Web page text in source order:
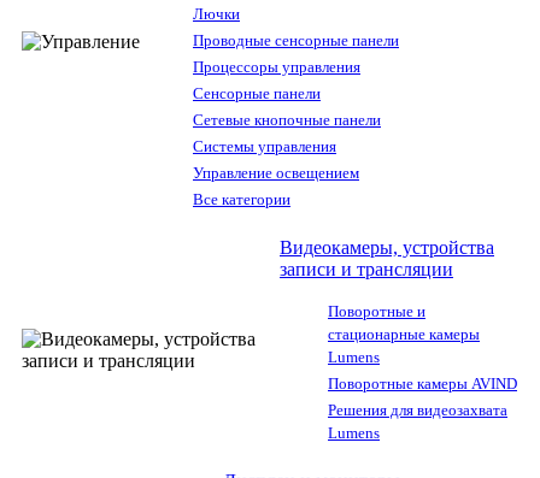
Лючки
Проводные сенсорные панели
Процессоры управления
Сенсорные панели
Сетевые кнопочные панели
Системы управления
Управление освещением
Все категории
Видеокамеры, устройства
записи и трансляции
Поворотные и
стационарные камеры
Lumens
Поворотные камеры AVIND
Решения для видеозахвата
Lumens